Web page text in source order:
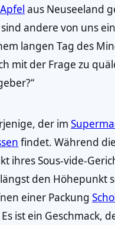
Apfel aus Neuseeland
andere von uns
langen Tag des
mit der Frage zu
der im
findet. Während
ihres Sous-vide-
den Höhepunkt
einer Packung
ist ein Geschmack,